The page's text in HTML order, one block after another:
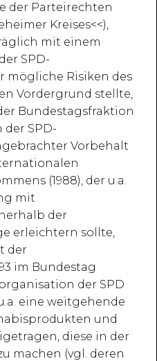
der Parteirechten
Kreises<<),
mit einem
SPD-
mögliche Risiken des
Vordergrund stellte,
Bundestagsfraktion
der SPD-
Vorbehalt
(1988), der u.a.
mit
der
erleichtern sollte,
der
im Bundestag
der SPD
eine weitgehende
und
diese in der
machen (vgl. deren